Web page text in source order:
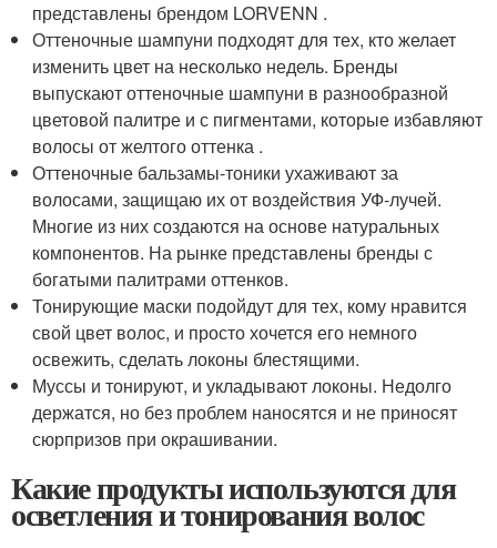
представлены брендом LORVENN .
Оттеночные шампуни подходят для тех, кто желает
изменить цвет на несколько недель. Бренды
выпускают оттеночные шампуни в разнообразной
цветовой палитре и с пигментами, которые избавляют
волосы от желтого оттенка .
Оттеночные бальзамы-тоники ухаживают за
волосами, защищаю их от воздействия УФ-лучей.
Многие из них создаются на основе натуральных
компонентов. На рынке представлены бренды с
богатыми палитрами оттенков.
Тонирующие маски подойдут для тех, кому нравится
свой цвет волос, и просто хочется его немного
освежить, сделать локоны блестящими.
Муссы и тонируют, и укладывают локоны. Недолго
держатся, но без проблем наносятся и не приносят
сюрпризов при окрашивании.
Какие продукты используются для
осветления и тонирования волос